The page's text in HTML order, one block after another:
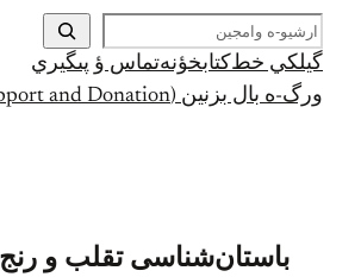
ج
س
ت
ج
گيلکي خط کتابخؤنهتماس ؤ پىگيري
ورگ-ه بال بزنين (Support and Donation)
باستان‌شناسی تقلب و